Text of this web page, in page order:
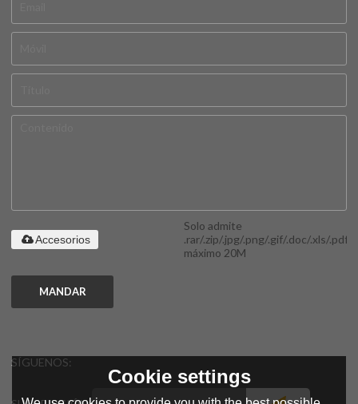
Solo admite
.rar/.zip/.jpg/.png/.gif/.doc/.xls/.pdf,
máximo 20M
Accesorios
MANDAR
SÍGUENOS:
Cookie settings